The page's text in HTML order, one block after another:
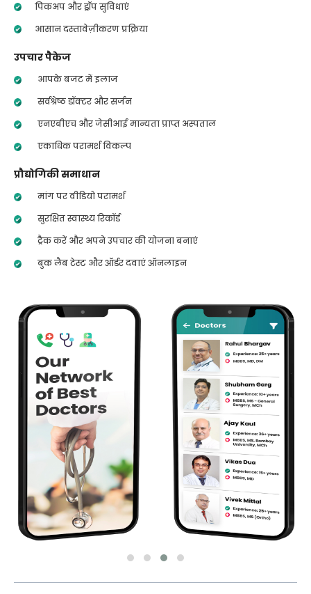
पिकअप और ड्रॉप सुविधाएं
आसान दस्तावेज़ीकरण प्रक्रिया
उपचार पैकेज
आपके बजट में इलाज
सर्वश्रेष्ठ डॉक्टर और सर्जन
एनएबीएच और जेसीआई मान्यता प्राप्त अस्पताल
एकाधिक परामर्श विकल्प
प्रौद्योगिकी समाधान
मांग पर वीडियो परामर्श
सुरक्षित स्वास्थ्य रिकॉर्ड
ट्रैक करें और अपने उपचार की योजना बनाएं
बुक लैब टेस्ट और ऑर्डर दवाएं ऑनलाइन